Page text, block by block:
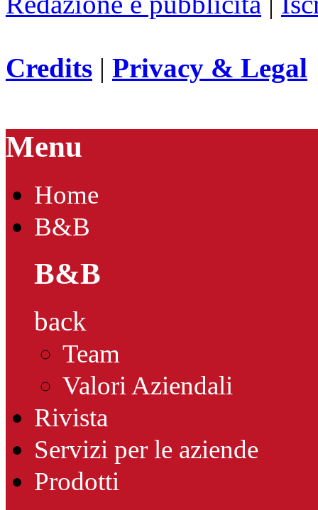
Credits | Privacy & Legal
Menu
Home
B&B
B&B
back
Team
Valori Aziendali
Rivista
Servizi per le aziende
Prodotti